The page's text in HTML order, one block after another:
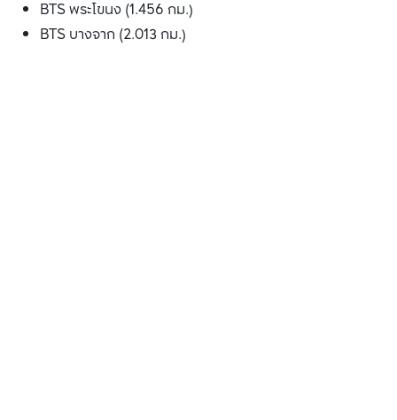
BTS พระโขนง (1.456 กม.)
BTS บางจาก (2.013 กม.)